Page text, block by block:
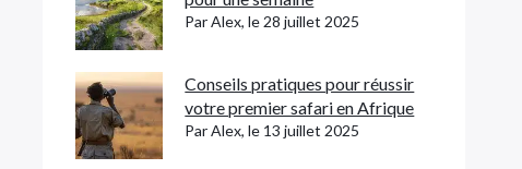
Par Alex, le 28 juillet 2025
Conseils pratiques pour réussir
votre premier safari en Afrique
Par Alex, le 13 juillet 2025